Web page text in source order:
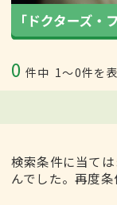
0 件中 1〜0件を
検索条件に当て
んでした。再度条